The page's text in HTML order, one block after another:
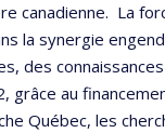
canadienne. La
la synergie
des
grâce au
Québec, les